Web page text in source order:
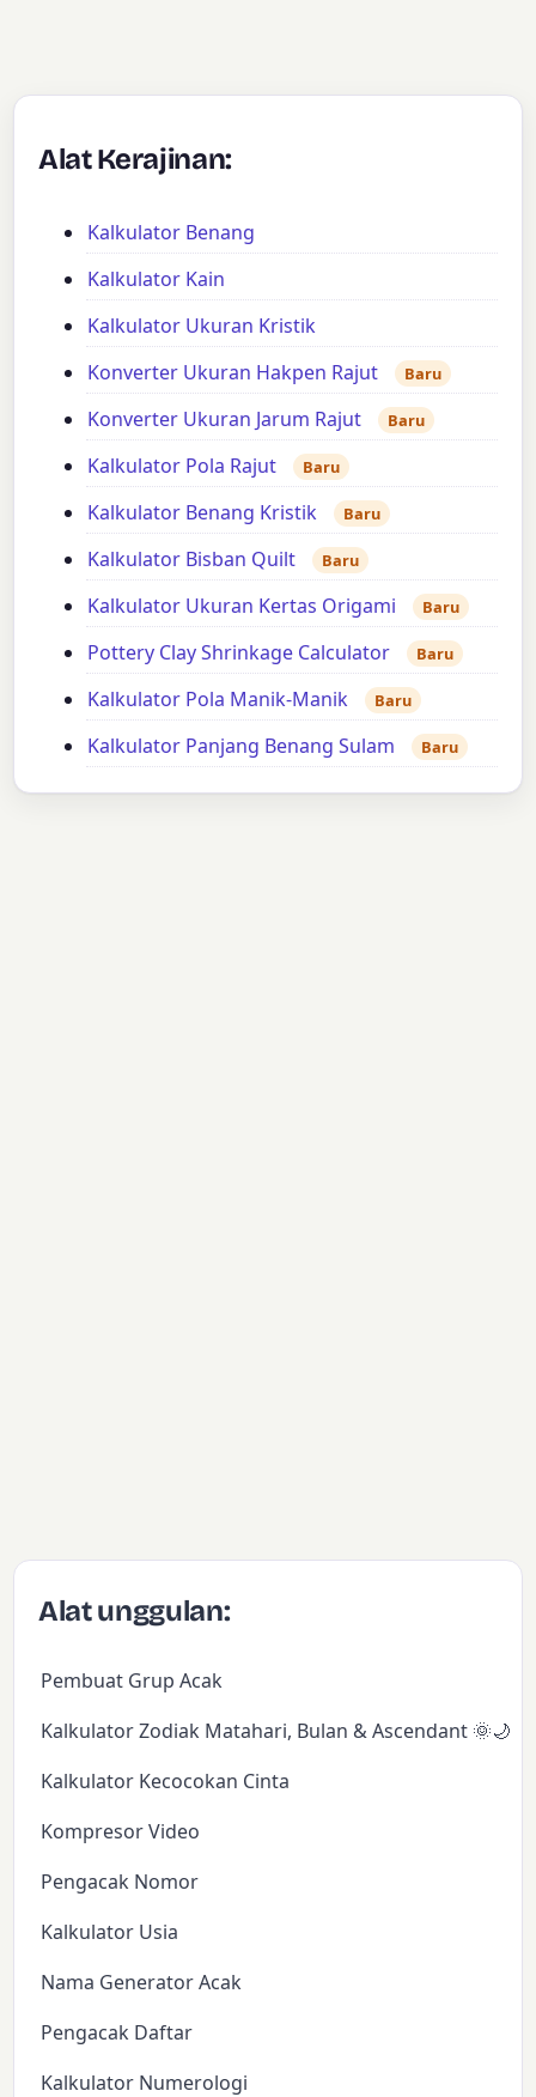
Alat Kerajinan:
Kalkulator Benang
Kalkulator Kain
Kalkulator Ukuran Kristik
Konverter Ukuran Hakpen Rajut
Baru
Konverter Ukuran Jarum Rajut Baru
Kalkulator Pola Rajut Baru
Kalkulator Benang Kristik Baru
Kalkulator Bisban Quilt Baru
Kalkulator Ukuran Kertas Origami Baru
Pottery Clay Shrinkage Calculator Baru
Kalkulator Pola Manik-Manik Baru
Kalkulator Panjang Benang Sulam Baru
Alat unggulan:
Pembuat Grup Acak
Kalkulator Zodiak Matahari, Bulan & Ascendant 🌞🌙✨
Kalkulator Kecocokan Cinta
Kompresor Video
Pengacak Nomor
Kalkulator Usia
Nama Generator Acak
Pengacak Daftar
Kalkulator Numerologi